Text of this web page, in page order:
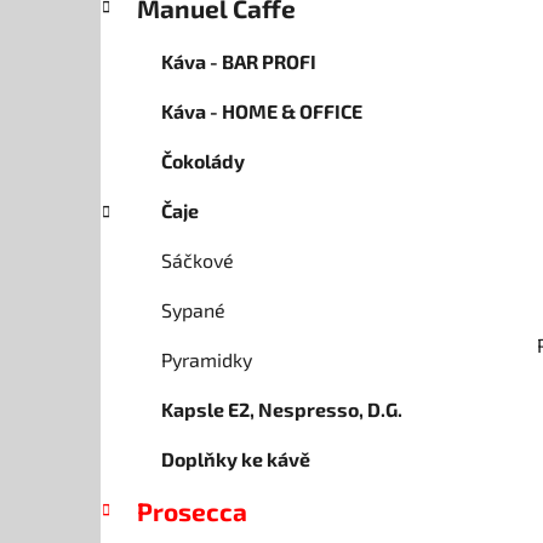
p
Manuel Caffe
Káva - BAR PROFI
Káva - HOME & OFFICE
Čokolády
Čaje
Sáčkové
Sypané
Pyramidky
Kapsle E2, Nespresso, D.G.
Doplňky ke kávě
Prosecca